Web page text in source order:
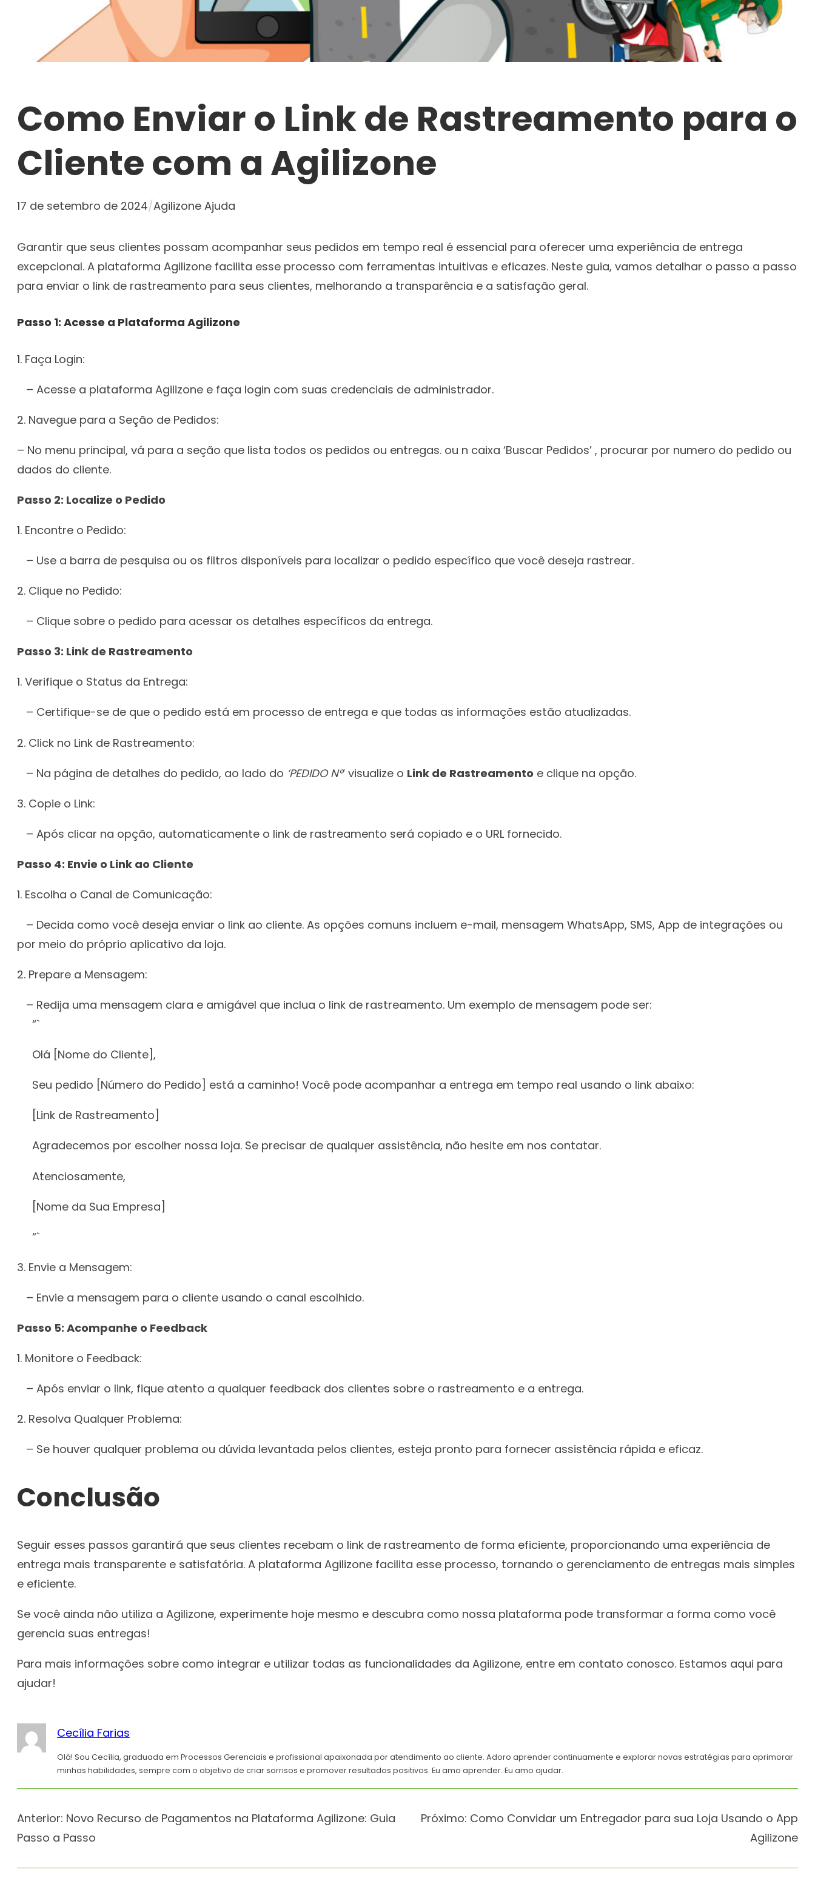
Como Enviar o Link de Rastreamento para o
Cliente com a Agilizone
17 de setembro de 2024/Agilizone Ajuda
Garantir que seus clientes possam acompanhar seus pedidos em tempo real é essencial para oferecer uma experiência de entrega
excepcional. A plataforma Agilizone facilita esse processo com ferramentas intuitivas e eficazes. Neste guia, vamos detalhar o passo a passo
para enviar o link de rastreamento para seus clientes, melhorando a transparência e a satisfação geral.
Passo 1: Acesse a Plataforma Agilizone
1. Faça Login:
– Acesse a plataforma Agilizone e faça login com suas credenciais de administrador.
2. Navegue para a Seção de Pedidos:
– No menu principal, vá para a seção que lista todos os pedidos ou entregas. ou n caixa ‘Buscar Pedidos’ , procurar por numero do pedido ou
dados do cliente.
Passo 2: Localize o Pedido
1. Encontre o Pedido:
– Use a barra de pesquisa ou os filtros disponíveis para localizar o pedido específico que você deseja rastrear.
2. Clique no Pedido:
– Clique sobre o pedido para acessar os detalhes específicos da entrega.
Passo 3: Link de Rastreamento
1. Verifique o Status da Entrega:
– Certifique-se de que o pedido está em processo de entrega e que todas as informações estão atualizadas.
2. Click no Link de Rastreamento:
– Na página de detalhes do pedido, ao lado do ‘PEDIDO N°‘ visualize o Link de Rastreamento e clique na opção.
3. Copie o Link:
– Após clicar na opção, automaticamente o link de rastreamento será copiado e o URL fornecido.
Passo 4: Envie o Link ao Cliente
1. Escolha o Canal de Comunicação:
– Decida como você deseja enviar o link ao cliente. As opções comuns incluem e-mail, mensagem WhatsApp, SMS, App de integrações ou
por meio do próprio aplicativo da loja.
2. Prepare a Mensagem:
– Redija uma mensagem clara e amigável que inclua o link de rastreamento. Um exemplo de mensagem pode ser:
“`
Olá [Nome do Cliente],
Seu pedido [Número do Pedido] está a caminho! Você pode acompanhar a entrega em tempo real usando o link abaixo:
[Link de Rastreamento]
Agradecemos por escolher nossa loja. Se precisar de qualquer assistência, não hesite em nos contatar.
Atenciosamente,
[Nome da Sua Empresa]
“`
3. Envie a Mensagem:
– Envie a mensagem para o cliente usando o canal escolhido.
Passo 5: Acompanhe o Feedback
1. Monitore o Feedback:
– Após enviar o link, fique atento a qualquer feedback dos clientes sobre o rastreamento e a entrega.
2. Resolva Qualquer Problema:
– Se houver qualquer problema ou dúvida levantada pelos clientes, esteja pronto para fornecer assistência rápida e eficaz.
Conclusão
Seguir esses passos garantirá que seus clientes recebam o link de rastreamento de forma eficiente, proporcionando uma experiência de
entrega mais transparente e satisfatória. A plataforma Agilizone facilita esse processo, tornando o gerenciamento de entregas mais simples
e eficiente.
Se você ainda não utiliza a Agilizone, experimente hoje mesmo e descubra como nossa plataforma pode transformar a forma como você
gerencia suas entregas!
Para mais informações sobre como integrar e utilizar todas as funcionalidades da Agilizone, entre em contato conosco. Estamos aqui para
ajudar!
Cecília Farias
Olá! Sou Cecília, graduada em Processos Gerenciais e profissional apaixonada por atendimento ao cliente. Adoro aprender continuamente e explorar novas estratégias para aprimorar
minhas habilidades, sempre com o objetivo de criar sorrisos e promover resultados positivos. Eu amo aprender. Eu amo ajudar.
Anterior: Novo Recurso de Pagamentos na Plataforma Agilizone: Guia
Passo a Passo
Próximo: Como Convidar um Entregador para sua Loja Usando o App
Agilizone